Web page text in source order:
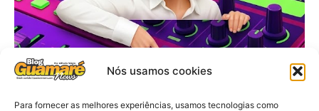
Nós usamos cookies
Para fornecer as melhores experiências, usamos tecnologias como